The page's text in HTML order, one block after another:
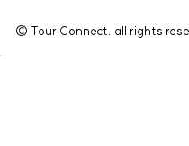
© Tour Connect. all rights